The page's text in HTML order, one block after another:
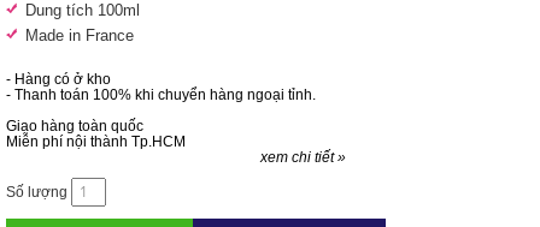
Dung tích 100ml
Made in France
- Hàng có ở kho
- Thanh toán 100% khi chuyển hàng ngoại tỉnh.
Giao hàng toàn quốc
Miễn phí nội thành Tp.HCM
xem chi tiết »
Số lượng